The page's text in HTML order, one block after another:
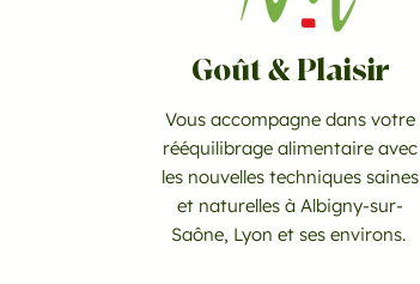
Goût & Plaisir
Vous accompagne dans votre
rééquilibrage alimentaire avec
les nouvelles techniques saines
et naturelles à Albigny-sur-
Saône, Lyon et ses environs.